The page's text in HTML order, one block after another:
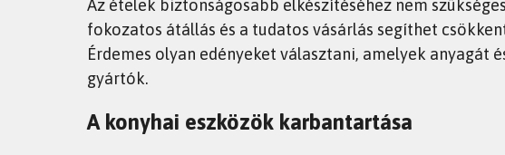
Az ételek biztonságosabb elkészítéséhez nem
fokozatos átállás és a tudatos vásárlás segíthet
Érdemes olyan edényeket választani, amelyek anyagát
gyártók.
A konyhai eszközök karbantartása